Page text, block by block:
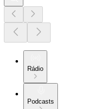
Rádio
Podcasts